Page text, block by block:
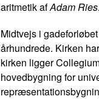
aritmetik afAdam Ries.
Midtvejs i
århundrede. Kirken
kirken ligger
hovedbygning for